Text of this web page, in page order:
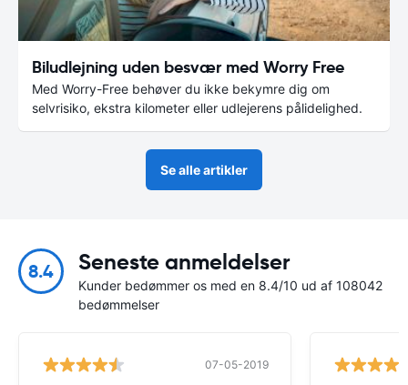
Biludlejning uden besvær med Worry Free
Med Worry-Free behøver du ikke bekymre dig om
selvrisiko, ekstra kilometer eller udlejerens pålidelighed.
Se alle artikler
8.4 Seneste anmeldelser
Kunder bedømmer os med en 8.4/10 ud af 108042
bedømmelser
07-05-2019